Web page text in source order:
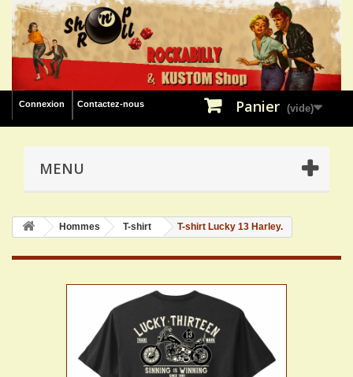
Connexion Contactez-nous Panier (vide)
MENU
Hommes T-shirt T-shirt Lucky 13 Harley.